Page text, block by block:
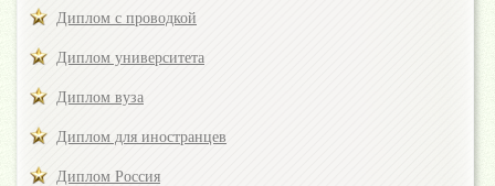
Диплом с проводкой
Диплом университета
Диплом вуза
Диплом для иностранцев
Диплом Россия